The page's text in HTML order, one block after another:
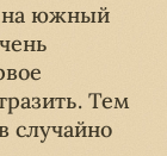
на южный
Тем
случайно